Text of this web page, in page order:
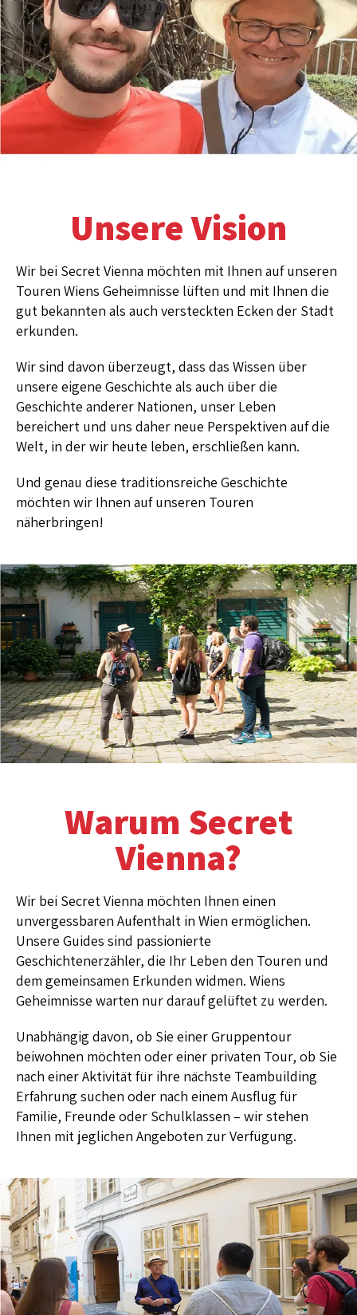
Unsere Vision
Wir bei Secret Vienna möchten mit Ihnen auf unseren
Touren Wiens Geheimnisse lüften und mit Ihnen die
gut bekannten als auch versteckten Ecken der Stadt
erkunden.
Wir sind davon überzeugt, dass das Wissen über
unsere eigene Geschichte als auch über die
Geschichte anderer Nationen, unser Leben
bereichert und uns daher neue Perspektiven auf die
Welt, in der wir heute leben, erschließen kann.
Und genau diese traditionsreiche Geschichte
möchten wir Ihnen auf unseren Touren
näherbringen!
Warum Secret
Vienna?
Wir bei Secret Vienna möchten Ihnen einen
unvergessbaren Aufenthalt in Wien ermöglichen.
Unsere Guides sind passionierte
Geschichtenerzähler, die Ihr Leben den Touren und
dem gemeinsamen Erkunden widmen. Wiens
Geheimnisse warten nur darauf gelüftet zu werden.
Unabhängig davon, ob Sie einer Gruppentour
beiwohnen möchten oder einer privaten Tour, ob Sie
nach einer Aktivität für ihre nächste Teambuilding
Erfahrung suchen oder nach einem Ausflug für
Familie, Freunde oder Schulklassen – wir stehen
Ihnen mit jeglichen Angeboten zur Verfügung.